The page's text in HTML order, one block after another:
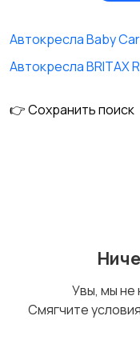
Автокресла Baby
Автокресла BRITAX
👉 Сохранить поиск
Увы, мы не
Смягчите